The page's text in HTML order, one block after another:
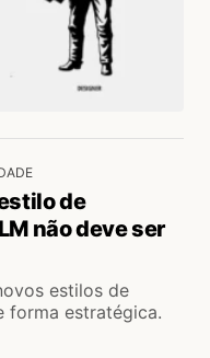
de
não deve ser
estilos de
forma estratégica.